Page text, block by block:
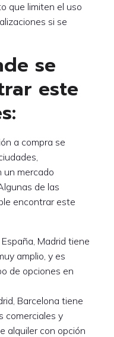
que limiten el uso
si se
se
este
a compra se
un mercado
de las
encontrar este
Madrid tiene
amplio, y es
de opciones en
Barcelona tiene
comerciales y
alquiler con opción